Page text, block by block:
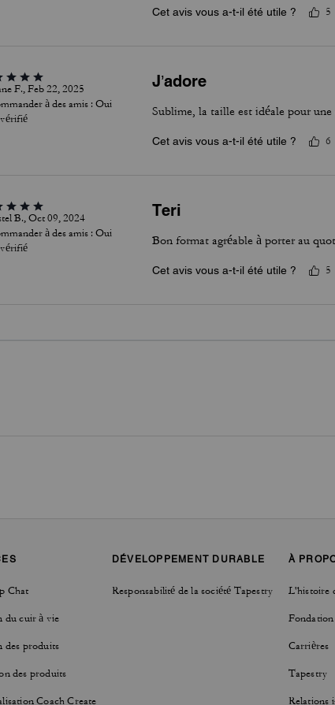
Cet avis vous a-t-il été utile ? 5
F., Feb 22, 2025
à des amis : Oui
J’adore
Sublime, la taille est idéale pour
Cet avis vous a-t-il été utile ? 6
B., Oct 09, 2024
à des amis : Oui
Teri
Bon format agréable à porter au
Cet avis vous a-t-il été utile ? 5
Chat
du cuir à vie
des produits
des produits
Coach Create
DÉVELOPPEMENT DURABLE
Responsabilité de la société Tapestry
À
L'histoire
Carrières
Tapestry
Relations